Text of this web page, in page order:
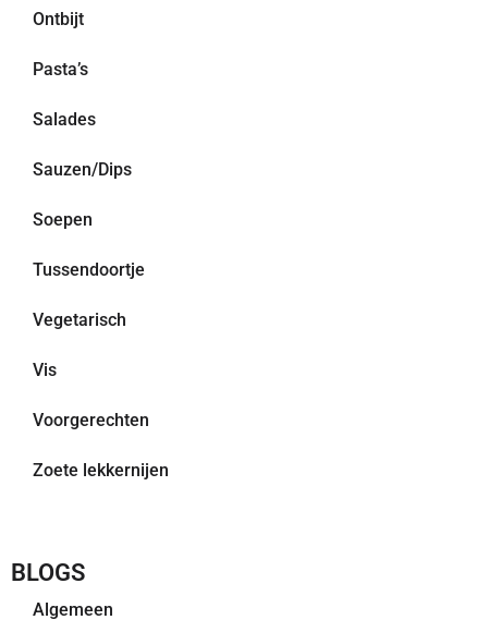
Ontbijt
Pasta’s
Salades
Sauzen/Dips
Soepen
Tussendoortje
Vegetarisch
Vis
Voorgerechten
Zoete lekkernijen
BLOGS
Algemeen